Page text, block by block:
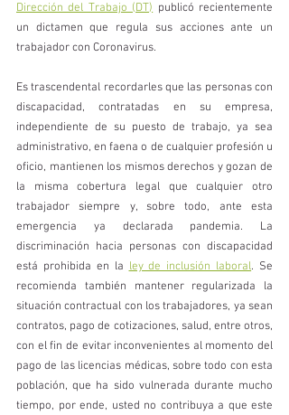
Dirección del Trabajo (DT) publicó recientemente
un dictamen que regula sus acciones ante un
trabajador con Coronavirus.
Es trascendental recordarles que las personas con
discapacidad, contratadas en su empresa,
independiente de su puesto de trabajo, ya sea
administrativo, en faena o de cualquier profesión u
oficio, mantienen los mismos derechos y gozan de
la misma cobertura legal que cualquier otro
trabajador siempre y, sobre todo, ante esta
emergencia ya declarada pandemia. La
discriminación hacia personas con discapacidad
está prohibida en la ley de inclusión laboral. Se
recomienda también mantener regularizada la
situación contractual con los trabajadores, ya sean
contratos, pago de cotizaciones, salud, entre otros,
con el fin de evitar inconvenientes al momento del
pago de las licencias médicas, sobre todo con esta
población, que ha sido vulnerada durante mucho
tiempo, por ende, usted no contribuya a que este